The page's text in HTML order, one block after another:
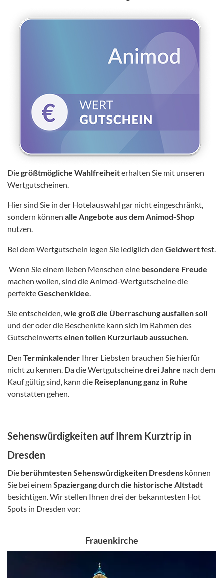
Diegrößtmögliche Wahlfreiheiterhalten Sie mit unseren
Wertgutscheinen.
Hier sind Sie in der Hotelauswahl gar nicht eingeschränkt,
sondern können alle Angebote aus dem Animod-Shop
nutzen.
Bei dem Wertgutschein legen Sie lediglich den Geldwertfest.
Wenn Sie einem lieben Menschen eine besondere Freude
machen wollen, sind die Animod-Wertgutscheine die
perfekteGeschenkidee.
Sie entscheiden,wie groß die Überraschung ausfallen soll
und der oder die Beschenkte kann sich im Rahmen des
Gutscheinwertseinen tollen Kurzurlaub aussuchen.
Den Terminkalender Ihrer Liebsten brauchen Sie hierfür
nicht zu kennen. Da die Wertgutscheinedrei Jahre nach dem
Kauf gültig sind, kann die Reiseplanung ganz in Ruhe
vonstatten gehen.
Sehenswürdigkeiten auf Ihrem Kurztrip in
Dresden
Die berühmtesten Sehenswürdigkeiten Dresdens können
Sie bei einemSpaziergang durch die historische Altstadt
besichtigen. Wir stellen Ihnen drei der bekanntesten Hot
Spots in Dresden vor:
Frauenkirche